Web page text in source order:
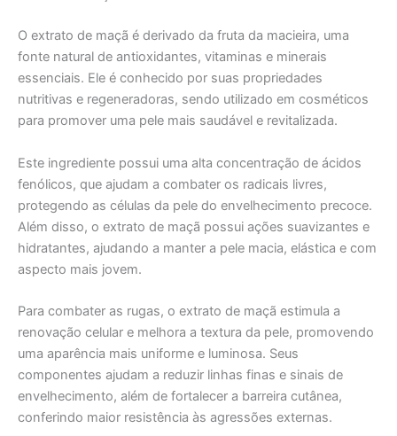
O extrato de maçã é derivado da fruta da macieira, uma
fonte natural de antioxidantes, vitaminas e minerais
essenciais. Ele é conhecido por suas propriedades
nutritivas e regeneradoras, sendo utilizado em cosméticos
para promover uma pele mais saudável e revitalizada.
Este ingrediente possui uma alta concentração de ácidos
fenólicos, que ajudam a combater os radicais livres,
protegendo as células da pele do envelhecimento precoce.
Além disso, o extrato de maçã possui ações suavizantes e
hidratantes, ajudando a manter a pele macia, elástica e com
aspecto mais jovem.
Para combater as rugas, o extrato de maçã estimula a
renovação celular e melhora a textura da pele, promovendo
uma aparência mais uniforme e luminosa. Seus
componentes ajudam a reduzir linhas finas e sinais de
envelhecimento, além de fortalecer a barreira cutânea,
conferindo maior resistência às agressões externas.